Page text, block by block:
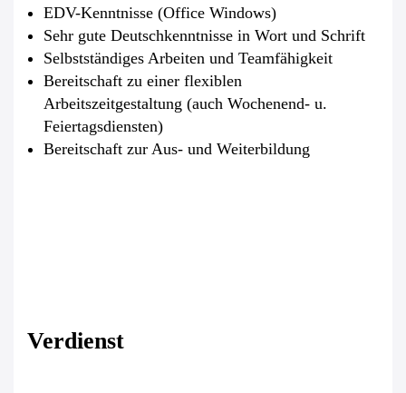
EDV-Kenntnisse (Office Windows)
Sehr gute Deutschkenntnisse in Wort und Schrift
Selbstständiges Arbeiten und Teamfähigkeit
Bereitschaft zu einer flexiblen
Arbeitszeitgestaltung (auch Wochenend- u.
Feiertagsdiensten)
Bereitschaft zur Aus- und Weiterbildung
Verdienst